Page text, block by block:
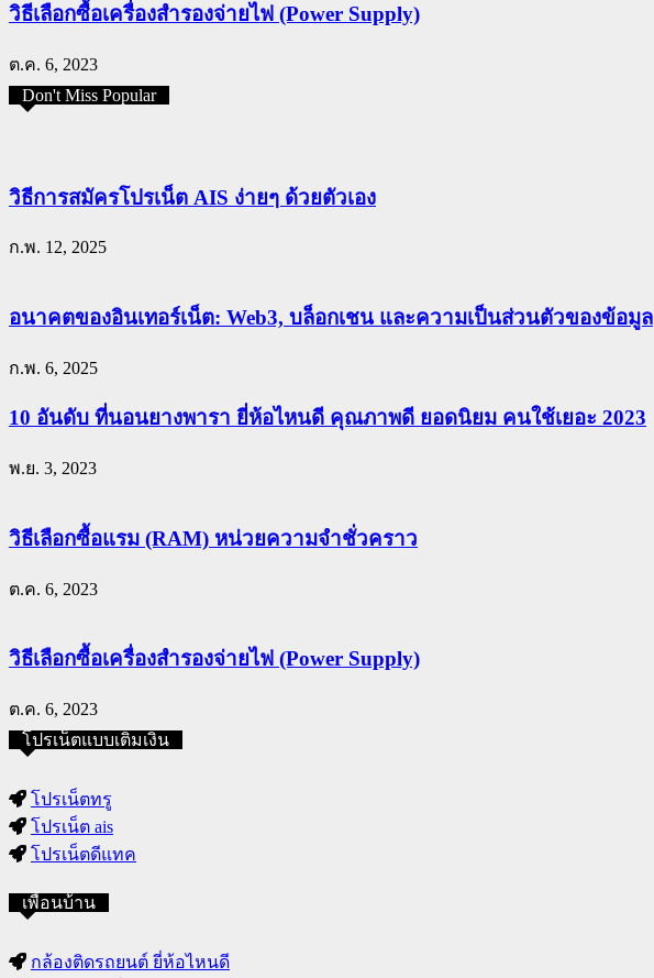
วิธีเลือกซื้อเครื่องสำรองจ่ายไฟ (Power Supply)
ต.ค. 6, 2023
Don't Miss Popular
วิธีการสมัครโปรเน็ต AIS ง่ายๆ ด้วยตัวเอง
ก.พ. 12, 2025
อนาคตของอินเทอร์เน็ต: Web3, บล็อกเชน และความเป็นส่วนตัวของข้อมูล
ก.พ. 6, 2025
10 อันดับ ที่นอนยางพารา ยี่ห้อไหนดี คุณภาพดี ยอดนิยม คนใช้เยอะ 2023
พ.ย. 3, 2023
วิธีเลือกซื้อแรม (RAM) หน่วยความจำชั่วคราว
ต.ค. 6, 2023
วิธีเลือกซื้อเครื่องสำรองจ่ายไฟ (Power Supply)
ต.ค. 6, 2023
โปรเน็ตแบบเติมเงิน
โปรเน็ตทรู
โปรเน็ต ais
โปรเน็ตดีแทค
เพื่อนบ้าน
กล้องติดรถยนต์ ยี่ห้อไหนดี